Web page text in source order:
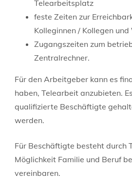
Telearbeitsplatz
feste Zeiten zur
Kolleginnen / Kollegen und
Zugangszeiten zum
Zentralrechner.
Für den Arbeitgeber kann es
haben, Telearbeit anzubieten.
qualifizierte Beschäftigte
werden.
Für Beschäftigte besteht durch
Möglichkeit Familie und Beruf
vereinbaren.